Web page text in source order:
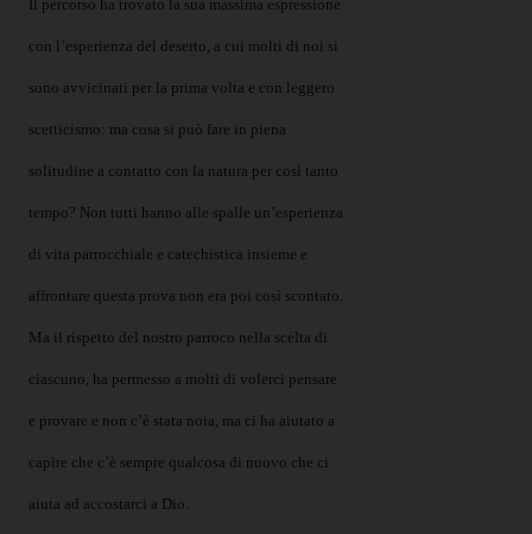
Il percorso ha trovato la sua massima espressione
con l’esperienza del deserto, a cui molti di noi si
sono avvicinati per la prima volta e con leggero
scetticismo: ma cosa si può fare in piena
solitudine a contatto con la natura per così tanto
tempo? Non tutti hanno alle spalle un’esperienza
di vita parrocchiale e catechistica insieme e
affrontare questa prova non era poi così scontato.
Ma il rispetto del nostro parroco nella scelta di
ciascuno, ha permesso a molti di volerci pensare
e provare e non c’è stata noia, ma ci ha aiutato a
capire che c’è sempre qualcosa di nuovo che ci
aiuta ad accostarci a Dio.